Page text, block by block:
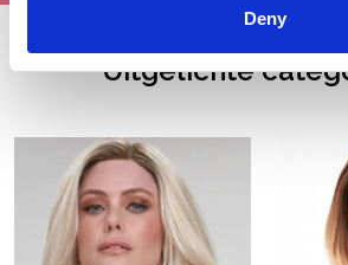
Deny
Uitgelichte